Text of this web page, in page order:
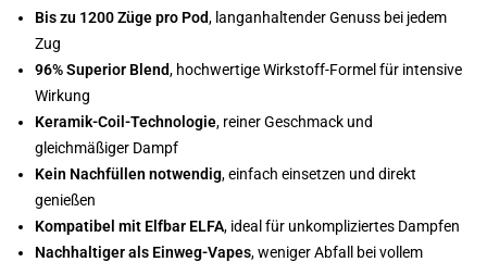
Bis zu 1200 Züge pro Pod, langanhaltender Genuss bei jedem
Zug
96% Superior Blend, hochwertige Wirkstoff-Formel für intensive
Wirkung
Keramik-Coil-Technologie, reiner Geschmack und
gleichmäßiger Dampf
Kein Nachfüllen notwendig, einfach einsetzen und direkt
genießen
Kompatibel mit Elfbar ELFA, ideal für unkompliziertes Dampfen
Nachhaltiger als Einweg-Vapes, weniger Abfall bei vollem